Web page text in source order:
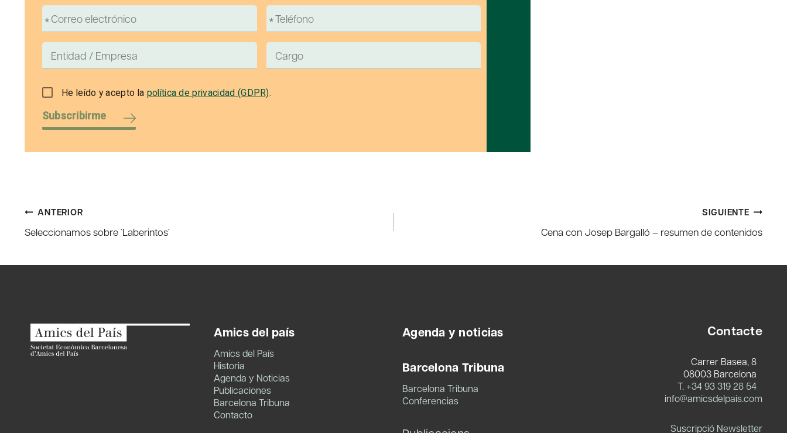
He leído y acepto la política de privacidad (GDPR).
Subscribirme
Navegación
de
entradas
ANTERIOR
Seleccionamos sobre `Laberintos´
SIGUIENTE
Cena con Josep Bargalló – resumen de contenidos
Amics del país
Amics del País
Historia
Agenda y Noticias
Publicaciones
Barcelona Tribuna
Contacto
Agenda y noticias
Barcelona Tribuna
Barcelona Tribuna
Conferencias
Contacte
Carrer Basea, 8
08003 Barcelona
T. +34 93 319 28 54
info@amicsdelpais.com
Suscripció Newsletter